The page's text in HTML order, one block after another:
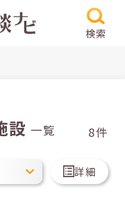
検索
設 一覧 8件
詳細